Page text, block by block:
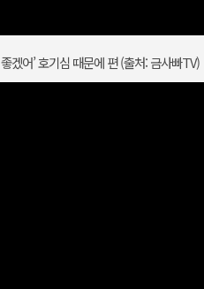
겠어’ 호기심 때문에 편 (출처: 금사빠TV)